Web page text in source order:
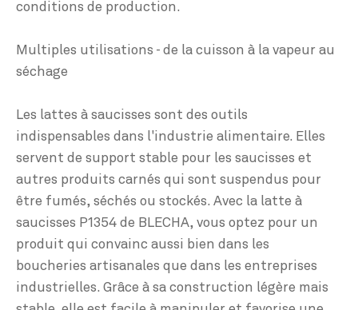
conditions de production.
Multiples utilisations - de la cuisson à la vapeur au
séchage
Les lattes à saucisses sont des outils
indispensables dans l'industrie alimentaire. Elles
servent de support stable pour les saucisses et
autres produits carnés qui sont suspendus pour
être fumés, séchés ou stockés. Avec la latte à
saucisses P1354 de BLECHA, vous optez pour un
produit qui convainc aussi bien dans les
boucheries artisanales que dans les entreprises
industrielles. Grâce à sa construction légère mais